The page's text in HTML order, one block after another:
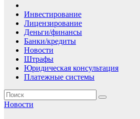
Инвестирование
Лицензирование
Деньги/финансы
Банки/кредиты
Новости
Штрафы
Юридическая консультация
Платежные системы
Новости